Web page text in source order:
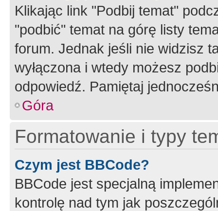
Klikając link "Podbij temat"
"podbić" temat na górę listy
forum. Jednak jeśli nie widzisz
wyłączona i wtedy możesz
odpowiedź. Pamiętaj
Góra
Formatowanie i typy
Czym jest BBCode?
BBCode jest specjalną
kontrolę nad tym jak